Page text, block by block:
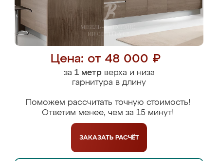
Цена: от 48 000 ₽
за 1 метрверха и низа
гарнитура в длину
Поможем рассчитать точную стоимость!
Ответим менее, чем за 15 минут!
ЗАКАЗАТЬ РАСЧЁТ